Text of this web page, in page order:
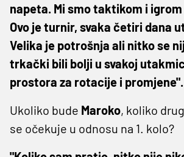
napeta. Mi smo taktikom i
Ovo je turnir, svaka četiri dana
Velika je potrošnja ali nitko se
trkački bili bolji u svakoj
prostora za rotacije i promjene".
Ukoliko bude Maroko, koliko
se očekuje u odnosu na 1. kolo?